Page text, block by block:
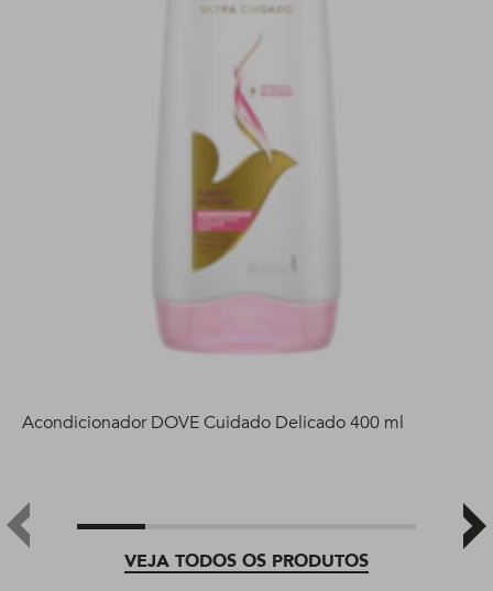
VEJA TODOS OS PRODUTOS
Acondicionador DOVE Cuidado Delicado 400 ml